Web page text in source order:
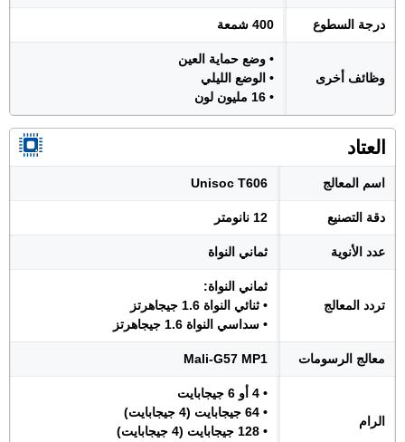
درجة السطوع 400 شمعة
وظائف أخرى
• وضع حماية العين
• الوضع الليلي
• 16 مليون لون
العتاد
اسم المعالج Unisoc T606
دقة التصنيع 12 نانومتر
عدد الأنوية ثماني النواة
تردد المعالج
ثماني النواة:
• ثنائي النواة 1.6 جيجاهرتز
• سداسي النواة 1.6 جيجاهرتز
معالج الرسومات Mali-G57 MP1
الرام
• 4 أو 6 جيجابايت
• 64 جيجابايت (4 جيجابايت)
• 128 جيجابايت (4 جيجابايت)